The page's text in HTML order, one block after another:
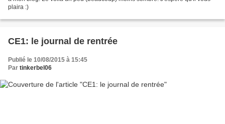
plaira :)
CE1: le journal de rentrée
Publié le 10/08/2015 à 15:45
Par tinkerbel06